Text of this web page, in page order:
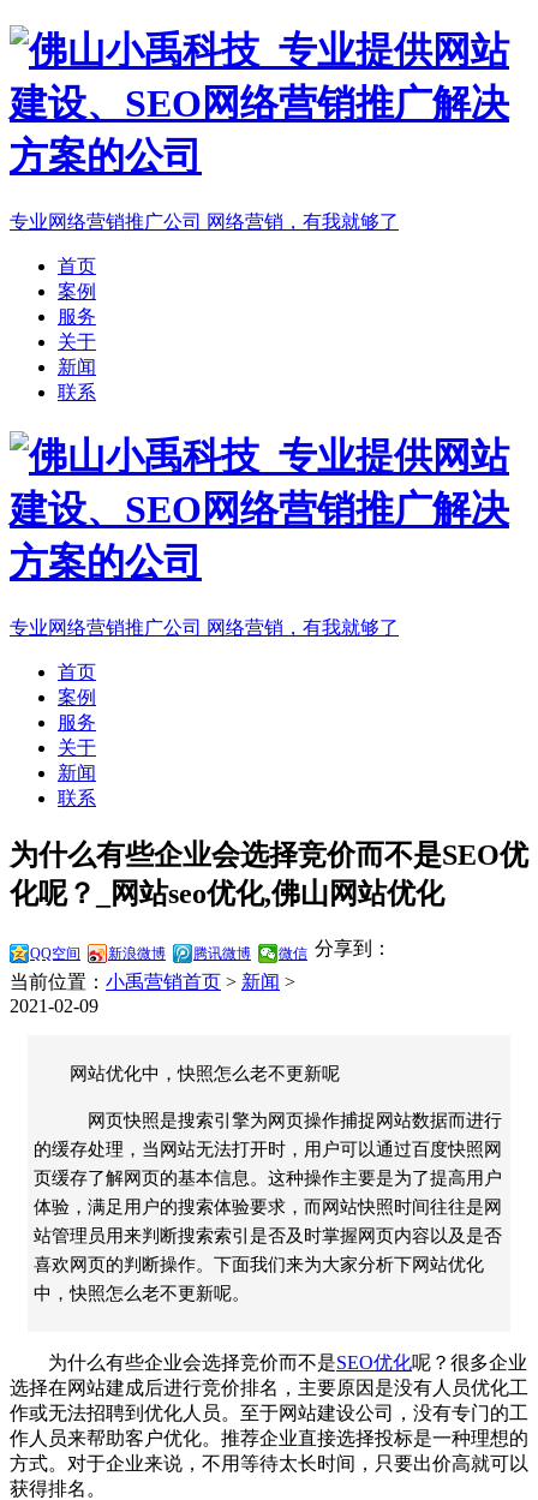
专业网络营销推广公司 网络营销，有我就够了
首页
案例
服务
关于
新闻
联系
专业网络营销推广公司 网络营销，有我就够了
首页
案例
服务
关于
新闻
联系
为什么有些企业会选择竞价而不是SEO优
化呢？_网站seo优化,佛山网站优化
分享到：
QQ空间 新浪微博 腾讯微博 微信
当前位置： 小禹营销首页 > 新闻 >
2021-02-09
网站优化中，快照怎么老不更新呢
网页快照是搜索引擎为网页操作捕捉网站数据而进行
的缓存处理，当网站无法打开时，用户可以通过百度快照网
页缓存了解网页的基本信息。这种操作主要是为了提高用户
体验，满足用户的搜索体验要求，而网站快照时间往往是网
站管理员用来判断搜索索引是否及时掌握网页内容以及是否
喜欢网页的判断操作。下面我们来为大家分析下网站优化
中，快照怎么老不更新呢。
为什么有些企业会选择竞价而不是SEO优化呢？很多企业
选择在网站建成后进行竞价排名，主要原因是没有人员优化工
作或无法招聘到优化人员。至于网站建设公司，没有专门的工
作人员来帮助客户优化。推荐企业直接选择投标是一种理想的
方式。对于企业来说，不用等待太长时间，只要出价高就可以
获得排名。